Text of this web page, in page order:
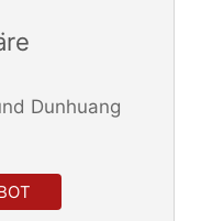
Dunhuang